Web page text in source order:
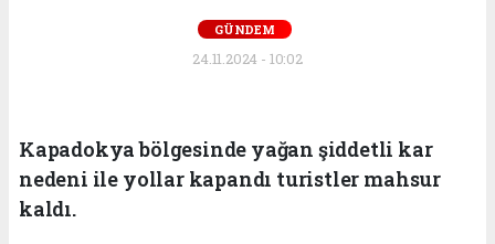
GÜNDEM
24.11.2024 - 10:02
Kapadokya bölgesinde yağan şiddetli kar
nedeni ile yollar kapandı turistler mahsur
kaldı.